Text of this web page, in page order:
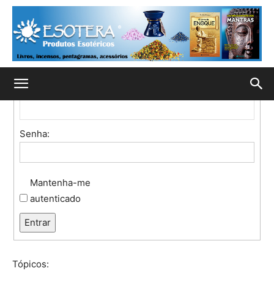
Fórum
Nome de usuário:
Senha:
Mantenha-me
autenticado
Entrar
Tópicos: